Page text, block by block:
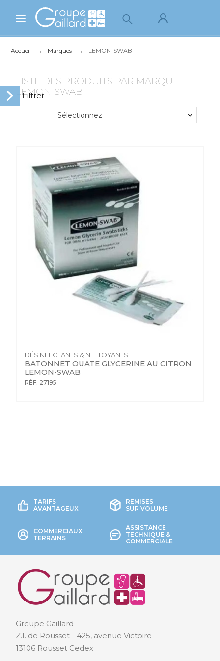
Accueil Marques LEMON-SWAB
LISTE DES PRODUITS PAR MARQUE
LEMON-SWAB
Sélectionnez
DÉSINFECTANTS & NETTOYANTS
BATONNET OUATE GLYCERINE AU CITRON
LEMON-SWAB
RÉF. 27195
TARIFS
AVANTAGEUX
REMISES
SUR VOLUME
COMMERCIAUX
TERRAINS
ASSISTANCE
TECHNIQUE &
COMMERCIALE
Groupe Gaillard
Z.I. de Rousset - 425, avenue Victoire
13106 Rousset Cedex